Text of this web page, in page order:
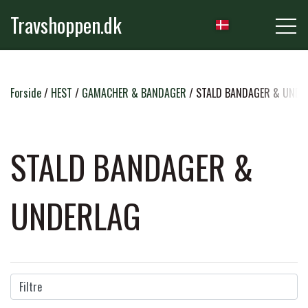
Travshoppen.dk
NYHEDER
HEST
RYTTER
TRØJER, BLUSER & T-SHIRTS
PLEJE & STALD
STRIGLER & TILBEHØR
Forside HEST GAMACHER & BANDAGER STALD BANDAGER &
STALD BANDAGER &
UNDERLAG
Filtre